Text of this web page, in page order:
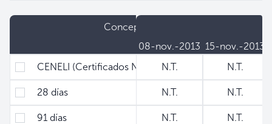
Filtros Concepto
CENELI (Certificados Negociables de Liquidez)
28 días
91 días
08-nov.-2013 15-nov.-2013
N.T.
N.T.
N.T. N.T.
N.T. N.T.